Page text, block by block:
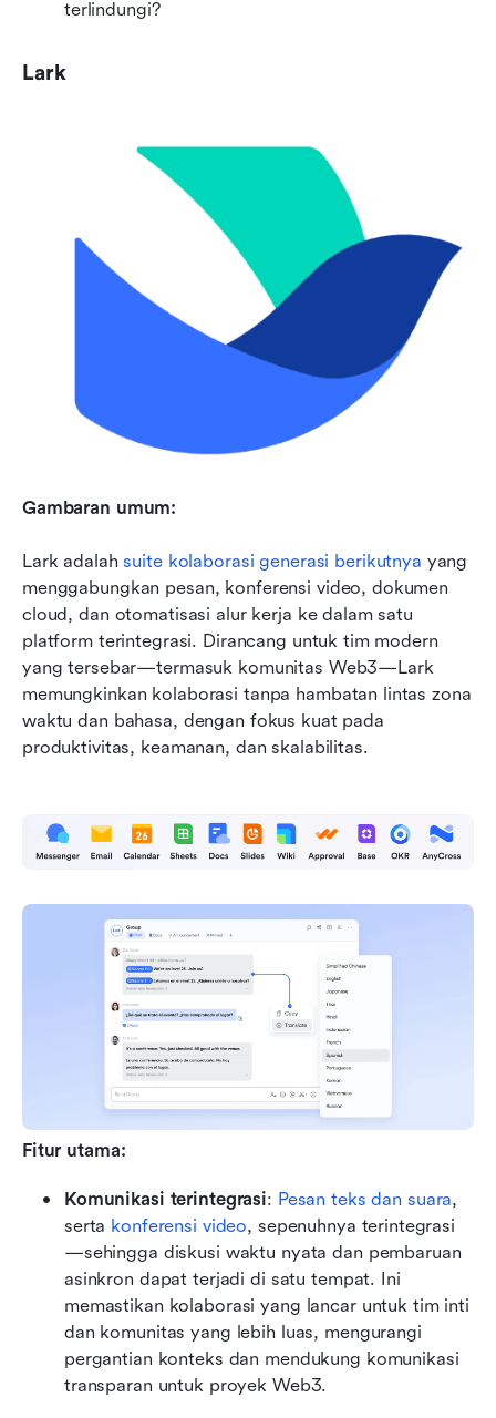
terlindungi?
Lark
Gambaran umum:
Lark adalah suite kolaborasi generasi berikutnya yang
menggabungkan pesan, konferensi video, dokumen
cloud, dan otomatisasi alur kerja ke dalam satu
platform terintegrasi. Dirancang untuk tim modern
yang tersebar—termasuk komunitas Web3—Lark
memungkinkan kolaborasi tanpa hambatan lintas zona
waktu dan bahasa, dengan fokus kuat pada
produktivitas, keamanan, dan skalabilitas.
Fitur utama:
Komunikasi terintegrasi: Pesan teks dan suara,
serta konferensi video, sepenuhnya terintegrasi
—sehingga diskusi waktu nyata dan pembaruan
asinkron dapat terjadi di satu tempat. Ini
memastikan kolaborasi yang lancar untuk tim inti
dan komunitas yang lebih luas, mengurangi
pergantian konteks dan mendukung komunikasi
transparan untuk proyek Web3.